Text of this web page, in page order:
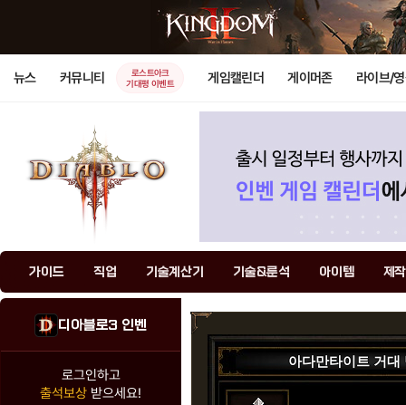
뉴스 커뮤니티
로스트아크
기대평 이벤트
게임캘린더 게이머존 라이브/
가이드 직업 기술계산기 기술&룬석 아이템 제
디아블로3 인벤
로그인하고
출석보상 받으세요!
아다만타이트 거대